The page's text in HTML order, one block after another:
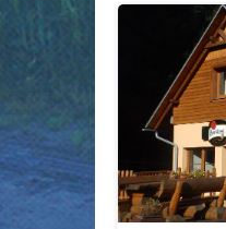
Součástí
ložním
Obývací
obývacího
dispozici
konvice,
množství
Sociální
sprchového